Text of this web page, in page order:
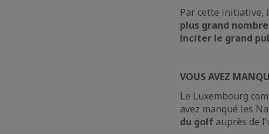
Par cette initiative,
plus grand nombre
inciter le grand
VOUS AVEZ
Le Luxembourg
avez manqué les
du golf auprès de